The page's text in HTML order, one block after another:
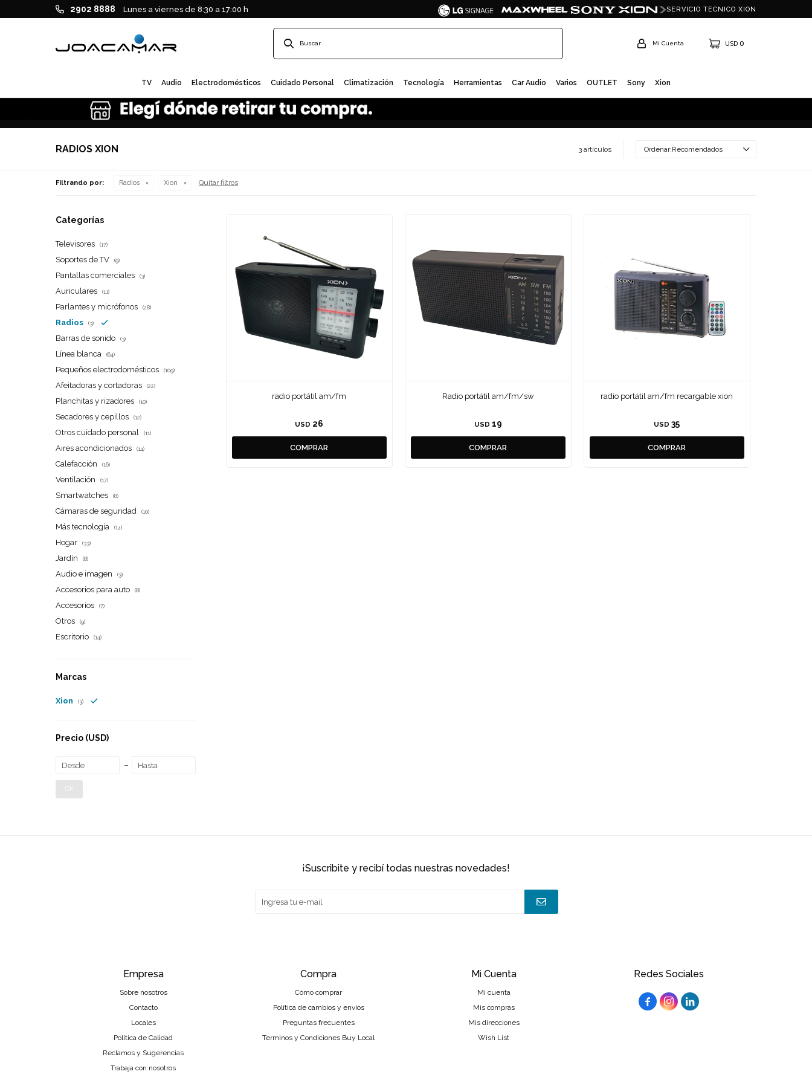
TV Audio Electrodomésticos Cuidado Personal Climatización Tecnología Herramientas Car Audio Varios OUTLET Sony Xion
USD 0
2902 8888 Lunes a viernes de 8:30 a 17:00 h SERVICIO TECNICO XION
RADIOS XION 3 artículos Recomendados
Filtrando por: Radios Xion Quitar filtros
radio portátil am/fm
USD 26
Radio portátil am/fm/sw
USD 19
radio portátil am/fm recargable xion
USD 35
Categorías
Televisores (17)
Soportes de TV (9)
Pantallas comerciales (3)
Auriculares (11)
Parlantes y micrófonos (28)
Radios (3)
Barras de sonido (3)
Línea blanca (64)
Pequeños electrodomésticos (109)
Afeitadoras y cortadoras (22)
Planchitas y rizadores (10)
Secadores y cepillos (12)
Otros cuidado personal (11)
Aires acondicionados (14)
Calefacción (16)
Ventilación (17)
Smartwatches (8)
Cámaras de seguridad (10)
Más tecnología (14)
Hogar (33)
Jardín (8)
Audio e imagen (3)
Accesorios para auto (8)
Accesorios (7)
Otros (9)
Escritorio (14)
Marcas
Xion (3)
Precio (USD)
Redes Sociales
  
Empresa
Sobre nosotros
Contacto
Locales
Política de Calidad
Reclamos y Sugerencias
Trabaja con nosotros
Compra
Cómo comprar
Política de cambios y envíos
Preguntas frecuentes
Terminos y Condiciones Buy Local
Mi Cuenta
Mi cuenta
Mis compras
Mis direcciones
Wish List
¡suscribite y recibí todas nuestras novedades!